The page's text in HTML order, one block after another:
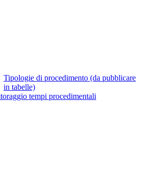
Tipologie di procedimento (da pubblicare
in tabelle)
tempi procedimentali